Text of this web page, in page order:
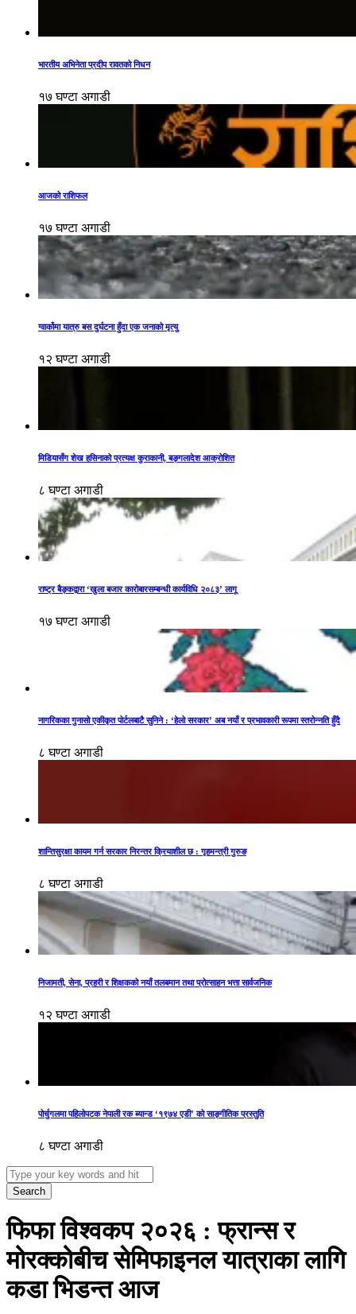
भारतीय अभिनेता प्रदीप रावतको निधन
१७ घण्टा अगाडी
आजको राशिफल
१७ घण्टा अगाडी
ग्वार्कोमा यात्रु बस दुर्घटना हुँदा एक जनाको मृत्यु
१२ घण्टा अगाडी
मिडियासँग शेख हसिनाको प्रत्यक्ष कुराकानी, बङ्गलादेश आक्रोशित
८ घण्टा अगाडी
राष्ट्र बैङ्कद्वारा ‘खुला बजार कारोबारसम्बन्धी कार्यविधि २०८३’ लागू
१७ घण्टा अगाडी
नागरिकका गुनासो एकीकृत पोर्टलबाटै सुनिने : ‘हेलो सरकार’ अब नयाँ र प्रभावकारी रूपमा स्तरोन्नति हुँदै
८ घण्टा अगाडी
शान्तिसुरक्षा कायम गर्न सरकार निरन्तर क्रियाशील छ : गृहमन्त्री गुरुङ
८ घण्टा अगाडी
निजामती, सेना, प्रहरी र शिक्षकको नयाँ तलबमान तथा प्रोत्साहन भत्ता सार्वजनिक
१२ घण्टा अगाडी
पोर्चुगलमा पहिलोपटक नेपाली रक ब्यान्ड ‘१९७४ एडी’ को साङ्गीतिक प्रस्तुति
८ घण्टा अगाडी
Search
फिफा विश्वकप २०२६ : फ्रान्स र
मोरक्कोबीच सेमिफाइनल यात्राका लागि
कडा भिडन्त आज